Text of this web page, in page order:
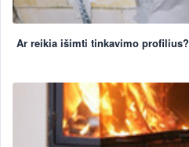
Ar reikia išimti tinkavimo profilius?